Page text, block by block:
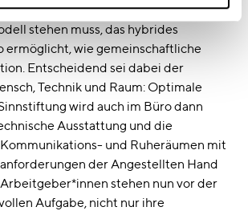
Entscheidungen. An deren Ende ein
stehen muss, das hybrides
ermöglicht, wie gemeinschaftliche
Entscheidend sei dabei der
Technik und Raum: Optimale
wird auch im Büro dann
Ausstattung und die
und Ruheräumen mit
der Angestellten Hand
stehen nun vor der
Aufgabe, nicht nur ihre